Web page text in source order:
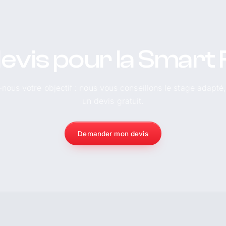
Demander mon devis